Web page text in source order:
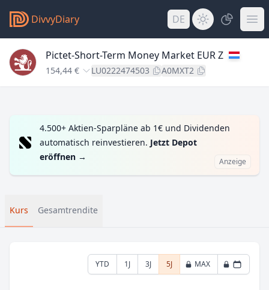
DivvyDiary DE
Pictet-Short-Term Money Market EUR Z
154,44 € LU0222474503 A0MXT2
4.500+ Aktien-Sparpläne ab 1€ und Dividenden
automatisch reinvestieren. Jetzt Depot
eröffnen → Anzeige
Kurs Gesamtrendite
YTD 1J 3J 5J MAX